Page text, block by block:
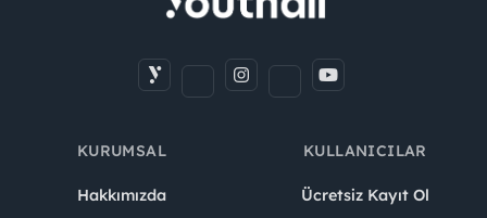
KURUMSAL
Hakkımızda
KULLANICILAR
Ücretsiz Kayıt Ol